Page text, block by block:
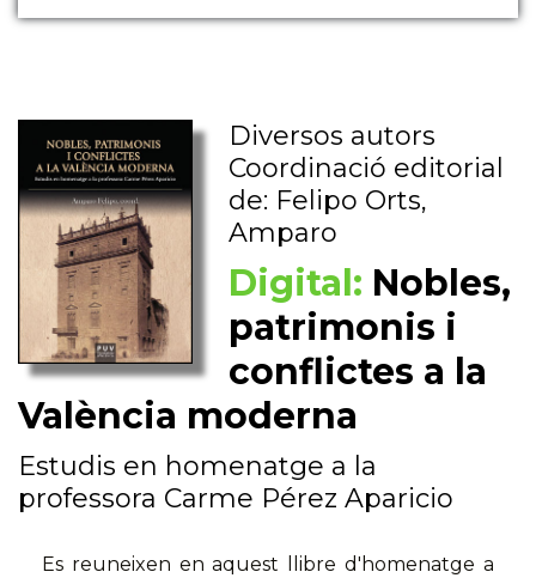
Diversos autors
Coordinació editorial
de: Felipo Orts,
Amparo
Digital: Nobles,
patrimonis i
conflictes a la
València moderna
Estudis en homenatge a la
professora Carme Pérez Aparicio
Es reuneixen en aquest llibre d'homenatge a